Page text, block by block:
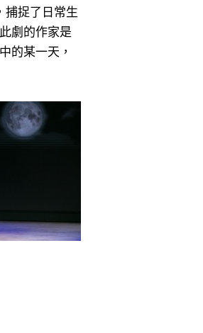
捕捉了日常生
劇的作家是
的某一天，